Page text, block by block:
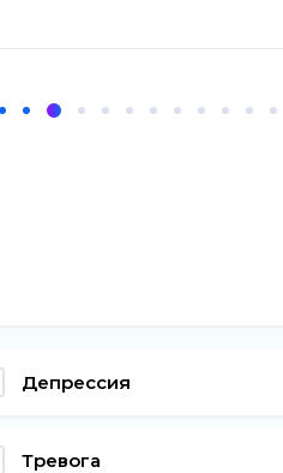
Депрессия
Тревога